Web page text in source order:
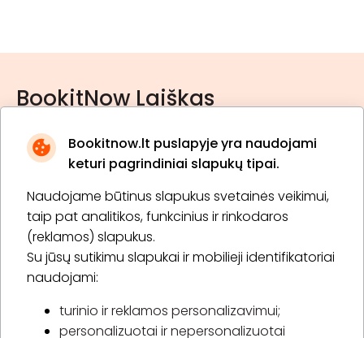
Bookitnow.lt puslapyje yra naudojami
keturi pagrindiniai slapukų tipai.
Naudojame būtinus slapukus svetainės veikimui,
taip pat analitikos, funkcinius ir rinkodaros
(reklamos) slapukus.
Su jūsų sutikimu slapukai ir mobilieji identifikatoriai
naudojami:
turinio ir reklamos personalizavimui;
personalizuotai ir nepersonalizuotai
BookitNow Laiškas
* Susipažinau su privatumo politika
Prenumeruoti